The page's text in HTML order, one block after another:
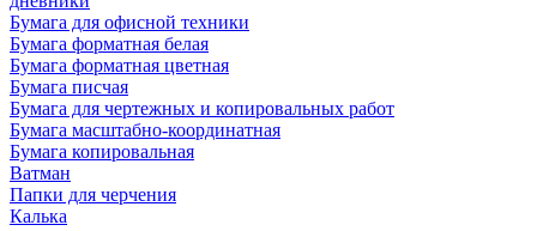
Бумага для офисной техники
Бумага форматная белая
Бумага форматная цветная
Бумага писчая
Бумага для чертежных и копировальных работ
Бумага масштабно-координатная
Бумага копировальная
Ватман
Папки для черчения
Калька